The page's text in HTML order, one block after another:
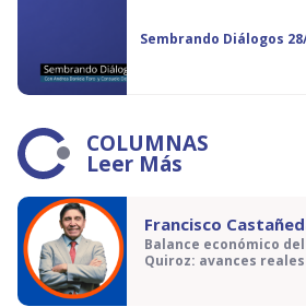
Sembrando Diálogos
COLUMNAS
Leer Más
Francisco
Balance económico
Quiroz: avances